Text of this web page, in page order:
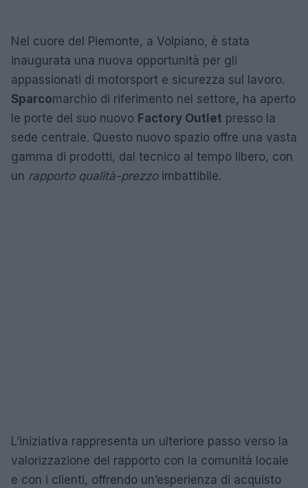
Nel cuore del Piemonte, a Volpiano, è stata
inaugurata una nuova opportunità per gli
appassionati di motorsport e sicurezza sul lavoro.
Sparcomarchio di riferimento nel settore, ha aperto
le porte del suo nuovo Factory Outlet presso la
sede centrale. Questo nuovo spazio offre una vasta
gamma di prodotti, dal tecnico al tempo libero, con
un rapporto qualità-prezzoimbattibile.
L’iniziativa rappresenta un ulteriore passo verso la
valorizzazione del rapporto con la comunità locale
e con i clienti, offrendo un’esperienza di acquisto